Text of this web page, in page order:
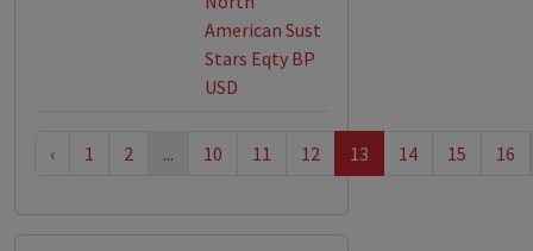
American Sust
Stars Eqty BP
USD
‹ 1 2 ... 10 11 12 13 14 15 16